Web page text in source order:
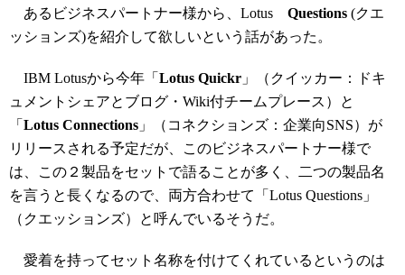
あるビジネスパートナー様から、Lotus Questions (クエ
ッションズ)を紹介して欲しいという話があった。
IBM Lotusから今年「 Lotus Quickr 」（クイッカー：ドキ
ュメントシェアとブログ・Wiki付チームプレース）と
「 Lotus Connections 」（コネクションズ：企業向SNS）が
リリースされる予定だが、このビジネスパートナー様で
は、この２製品をセットで語ることが多く、二つの製品名
を言うと長くなるので、両方合わせて「Lotus Questions」
（クエッションズ）と呼んでいるそうだ。
愛着を持ってセット名称を付けてくれているというのは